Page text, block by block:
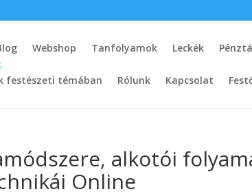
Webshop Tanfolyamok Leckék
festészeti témában Rólunk Kapcsolat
alkotói
Online